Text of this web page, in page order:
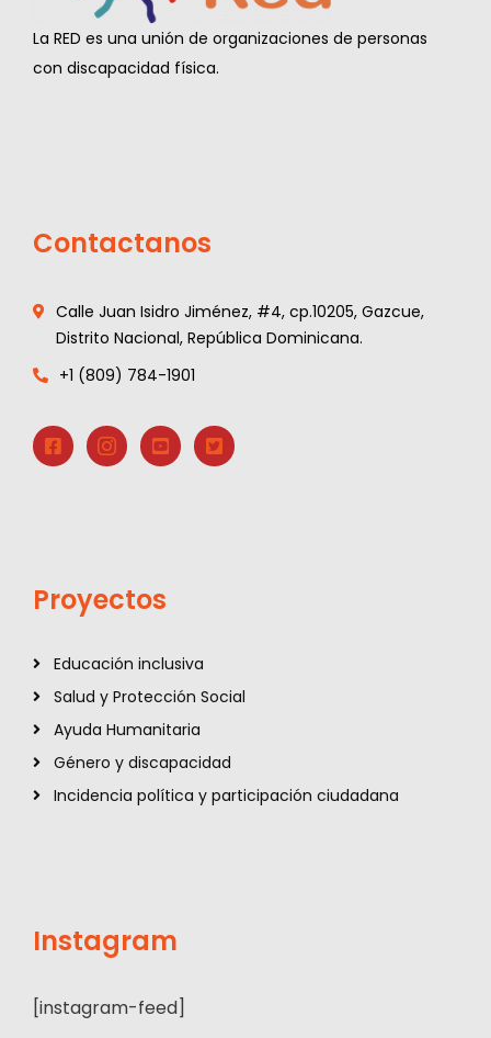
La RED es una unión de organizaciones de personas
con discapacidad física.
Contactanos
Calle Juan Isidro Jiménez, #4, cp.10205, Gazcue,
Distrito Nacional, República Dominicana.
+1 (809) 784-1901
Proyectos
Educación inclusiva
Salud y Protección Social
Ayuda Humanitaria
Género y discapacidad
Incidencia política y participación ciudadana
Instagram
[instagram-feed]